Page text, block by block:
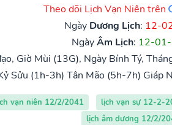
Theo dõi Lịch Vạn Niên trên
Ngày Dương Lịch: 12-
NgàyÂm Lịch: 12-
Giờ Mùi (13G), Ngày Bính Tý,
Sửu (1h-3h) Tân Mão (5h-7h) Giáp
vạn niên 12/2/2041 lịch vạn sự 12-2-
lịch âm dương 12/2/